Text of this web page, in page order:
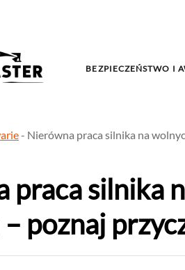
BEZPIECZEŃSTWO I
- Nierówna praca silnika na
praca silnika
poznaj